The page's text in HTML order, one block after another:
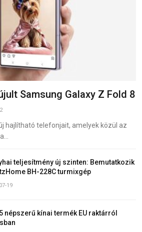
Samsung Galaxy Z Fold 8
hajlítható telefonjait, amelyek közül az
teljesítmény új szinten: Bemutatkozik
BH-228C turmixgép
19
népszerű kínai termék EU raktárról